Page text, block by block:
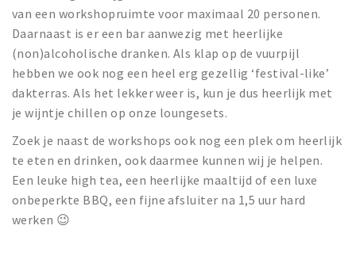
Inloggen
van een workshopruimte voor maximaal 20 personen.
Daarnaast is er een bar aanwezig met heerlijke
(non)alcoholische dranken. Als klap op de vuurpijl
hebben we ook nog een heel erg gezellig ‘festival-like’
dakterras. Als het lekker weer is, kun je dus heerlijk met
je wijntje chillen op onze loungesets.
Zoek je naast de workshops ook nog een plek om heerlijk
te eten en drinken, ook daarmee kunnen wij je helpen.
Een leuke high tea, een heerlijke maaltijd of een luxe
onbeperkte BBQ, een fijne afsluiter na 1,5 uur hard
werken 😉